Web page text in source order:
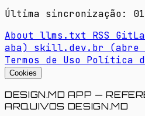
Última sincronização:
About llms.txt RSS
aba)
skill.dev.br (abre
Termos de Uso Política
Cookies
DESIGN.MD APP —
ARQUIVOS DESIGN.MD